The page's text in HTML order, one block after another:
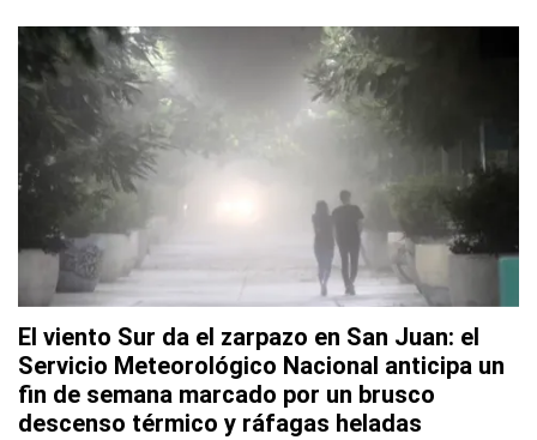
El viento Sur da el zarpazo en San Juan: el
Servicio Meteorológico Nacional anticipa un
fin de semana marcado por un brusco
descenso térmico y ráfagas heladas